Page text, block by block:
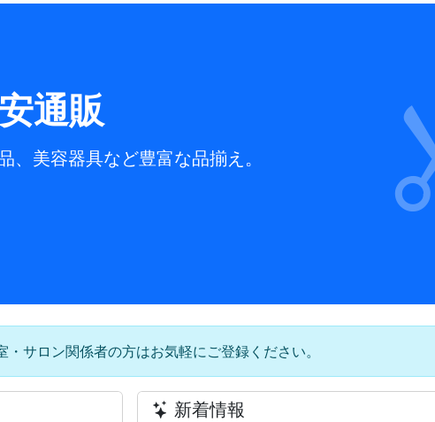
通販
美容器具など豊富な品揃え。
・サロン関係者の方はお気軽にご登録ください。
新着情報